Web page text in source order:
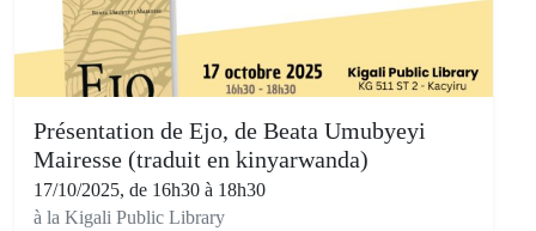
Présentation de Ejo, de Beata Umubyeyi
Mairesse (traduit en kinyarwanda)
17/10/2025, de 16h30 à 18h30
à la Kigali Public Library